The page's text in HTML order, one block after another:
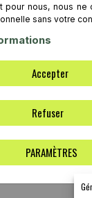
Montréal
Québec |
Web :
pour nous, nous ne
sans votre
Accepter
Refuser
PARAMÈTRES